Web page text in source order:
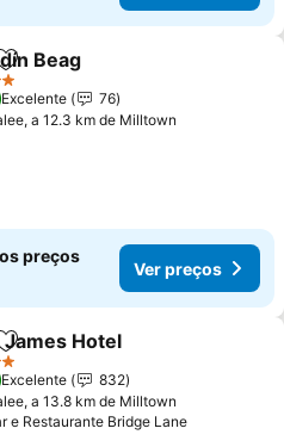
Adicionar aos favoritos
Beag
Excelente
76
a 12.3 km de Milltown
preços
Ver preços
Adicionar aos favoritos
James Hotel
Excelente
832
a 13.8 km de Milltown
e Restaurante Bridge LaneVer preços